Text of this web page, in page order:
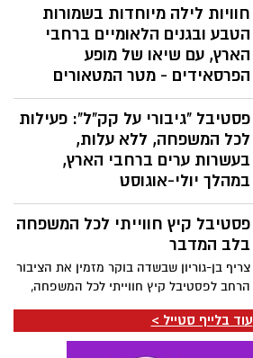
והמשפחות לסיורים חווייתיים באזור מכמורת,
חוף בית ינאי ושפך נחל אלכסנדר. זו הזדמנות
לצאת לטבע ולהכיר מקרוב את הים התיכון
והסביבה החופית דרך משחקים, התנסות
ופעילות מהנה ומגבשת.
חוויות לילה מיוחדות בשמורות
הטבע ובגנים הלאומיים ברחבי
הארץ, עם שיאו של מופע
הפרסאידים - מטר המטאורים
המרהיב של הקיץ
מדי שנה בחודש אוגוסט מתקבצים המונים
כדי לצפות בתופעת טבע לילית ומדהימה
"מטר המטאורים" (פרסאידים) בה נצפים
מטאורים רבים מנקודה אחת בשמי הלילה.
פסטיבל "גיבורי על קק"ל": פעילות
לכל המשפחה, ללא עלות,
בעשרות ערים ברחבי הארץ,
במהלך יולי-אוגוסט
קרן קימת לישראל תקיים במהלך הקיץ את
פסטיבל "גיבורי על קק"ל", פעילות לכל
המשפחה שתתקיים בעשרות ערים ורשויות
מקומיות ברחבי הארץ. האירועים יתקיימו
ללא עלות, בהרשמה מראש בלבד, ויציעו
הסביבה, היצירה והקהילה.
פסטיבל קיץ חווייתי לכל המשפחה
בלב המדבר
צריף בן-גוריון שבשדה בוקר מזמין את הציבור
הרחב לפסטיבל קיץ חווייתי לכל המשפחה,
באמצעות פעילויות גוף-נפש, יצירה, סיורים
והרצאות, בלב המדבר.
עוד בלייף סטייל >